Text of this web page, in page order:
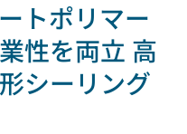
トポリマー
性を両立 高
シーリング